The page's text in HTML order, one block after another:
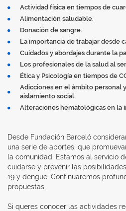
Actividad física en tiempos de
Alimentación saludable.
Donación de sangre.
La importancia de trabajar desde
Cuidados y abordajes durante la
Los profesionales de la salud al
Ética y Psicología en tiempos de
Adicciones en el ámbito personal
aislamiento social.
Alteraciones hematológicas en la
Desde Fundación Barceló
una serie de aportes, que
la comunidad. Estamos al servicio
cuidarse y prevenir las
19 y dengue. Continuaremos
propuestas.
Si queres conocer las actividades